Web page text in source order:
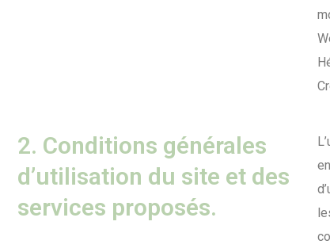
2. Conditions générales
d’utilisation du site et des
services proposés.